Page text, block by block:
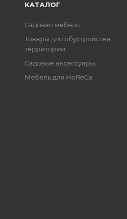
КАТАЛОГ
Садовая мебель
Товары для обустройства
территории
Садовые аксессуары
Мебель для HoReCa